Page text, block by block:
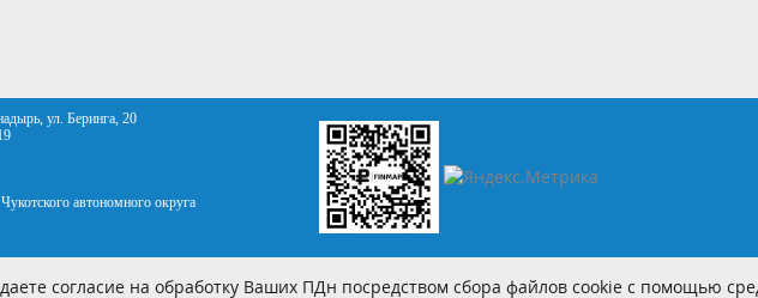
ул. Беринга, 20
автономного округа
согласие на обработку Ваших ПДн посредством сбора файлов cookie с помощью